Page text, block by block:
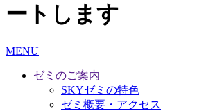
ートします
MENU
ゼミのご案内
SKYゼミの特色
ゼミ概要・アクセス